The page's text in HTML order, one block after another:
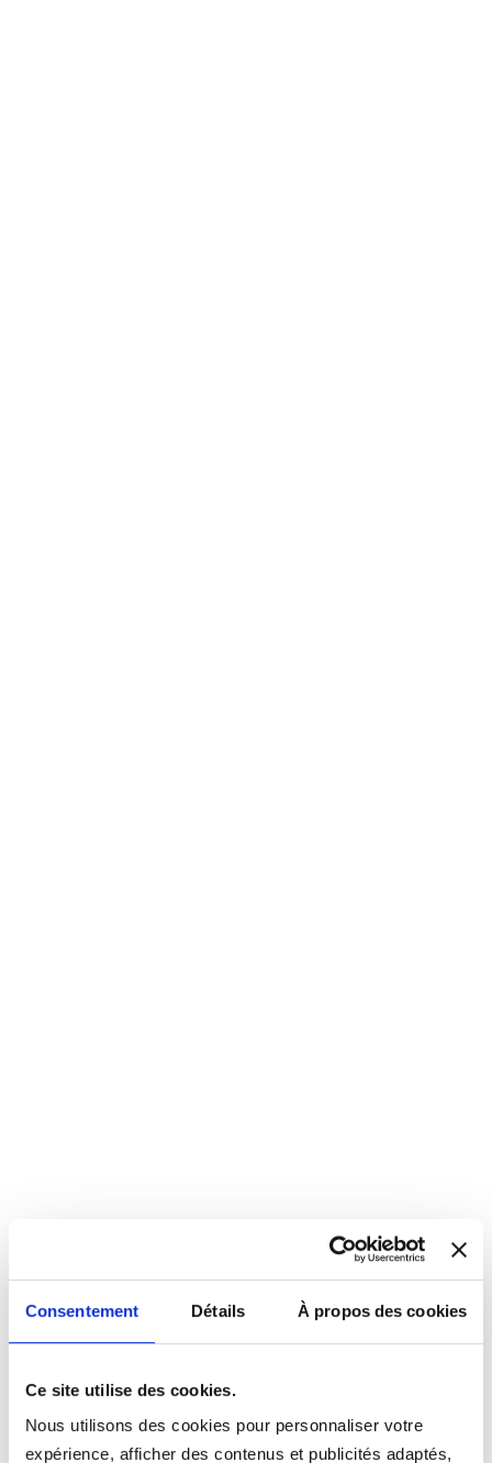
Consentement Détails À propos des cookies
Ce site utilise des cookies.
Nous utilisons des cookies pour personnaliser votre
expérience, afficher des contenus et publicités adaptés,